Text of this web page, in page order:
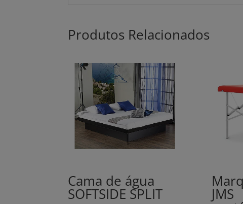
Produtos Relacionados
Cama de água
SOFTSIDE SPLIT JMS